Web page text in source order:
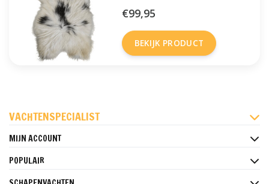
€99,95
BEKIJK PRODUCT
VACHTENSPECIALIST
MIJN ACCOUNT
POPULAIR